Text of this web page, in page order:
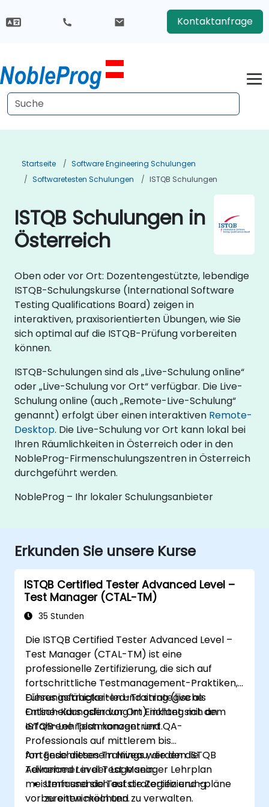
Kontaktanfrage
Startseite
Software Engineering Schulungen
Softwaretesten Schulungen
ISTQB Schulungen
ISTQB Schulungen in
Österreich
Oben oder vor Ort: Dozentengestützte, lebendige
ISTQB-Schulungskurse (International Software
Testing Qualifications Board) zeigen in
interaktiven, praxisorientierten Übungen, wie Sie
sich optimal auf die ISTQB-Prüfung vorbereiten
können.
ISTQB-Schulungen sind als „Live-Schulung online“
oder „Live-Schulung vor Ort“ verfügbar. Die Live-
Schulung online (auch „Remote-Live-Schulung“
genannt) erfolgt über einen interaktiven Remote-
Desktop. Die Live-Schulung vor Ort kann lokal bei
Ihren Räumlichkeiten in Österreich oder in den
NobleProg-Firmenschulungszentren in Österreich
durchgeführt werden.
NobleProg – Ihr lokaler Schulungsanbieter
Erkunden Sie unsere Kurse
ISTQB Certified Tester Advanced Level –
Test Manager (CTAL-TM)
35 Stunden
Die ISTQB Certified Tester Advanced Level –
Test Manager (CTAL-TM) ist eine
professionelle Zertifizierung, die sich auf
fortschrittliche Testmanagement-Praktiken,
Führungsfähigkeiten und strategische
Entscheidungsfindung im Einklang mit dem
ISTQB-Lehrplan konzentriert.
Dieses instructor-led-Training (live als
Online-Kurs oder vor Ort) richtet sich an
erfahrene Testmanager und QA-
Professionals auf mittlerem bis
fortgeschrittenem Niveau, die den ISTQB
Advanced Level Test Manager Lehrplan
meistern und sich auf die Zertifizierung
vorbereiten möchten.
Am Ende dieses Trainings werden die
Teilnehmer in der Lage sein:
Umfassende Teststrategien und -pläne
zu entwickeln und zu verwalten.